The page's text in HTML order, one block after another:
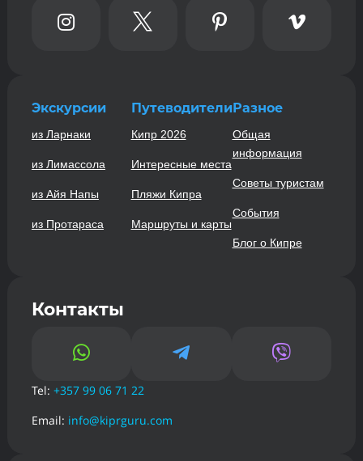
   
Экскурсии
из Ларнаки
из Лимассола
из Айя Напы
из Протараса
Путеводители
Кипр 2026
Интересные места
Пляжи Кипра
Маршруты и карты
Разное
Общая
информация
Советы туристам
События
Блог о Кипре
Контакты
  
Tel: +357 99 06 71 22
Email: info@kiprguru.com